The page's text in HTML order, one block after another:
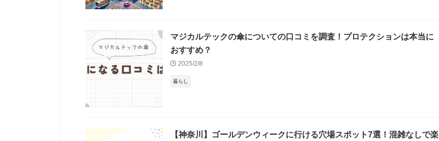
マジカルテックの傘についての口コミを調査！プロテクションは本当に
おすすめ？
2025/2/8
暮らし
【神奈川】ゴールデンウィークに行ける穴場スポット7選！混雑なしで楽